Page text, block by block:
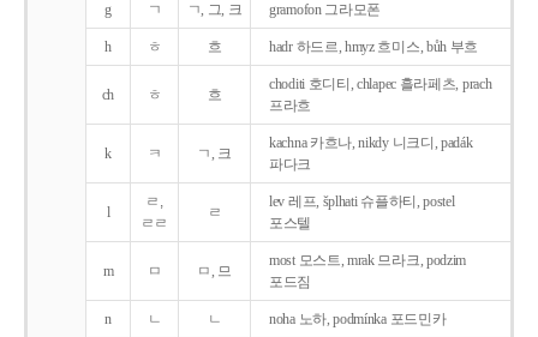
g ㄱ ㄱ, 그, 크 gramofon 그라모폰
h ㅎ 흐 hadr 하드르, hmyz 흐미스, bůh 부흐
ch ㅎ 흐
choditi 호디티, chlapec 흘라페츠, prach
프라흐
k ㅋ ㄱ, 크
kachna 카흐나, nikdy 니크디, padák
파다크
l
ㄹ,
ㄹㄹ
ㄹ
lev 레프, šplhati 슈플하티, postel
포스텔
m ㅁ ㅁ, 므
most 모스트, mrak 므라크, podzim
포드짐
n ㄴ ㄴ noha 노하, podmínka 포드민카